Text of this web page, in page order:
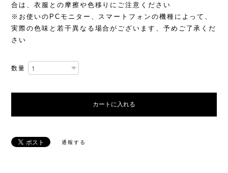
合は、衣服との摩擦や色移りにご注意ください
※お使いのPCモニター、スマートフォンの機種によって、
実際の色味と若干異なる場合がございます、予めご了承くだ
さい
数量
カートに入れる
通報する